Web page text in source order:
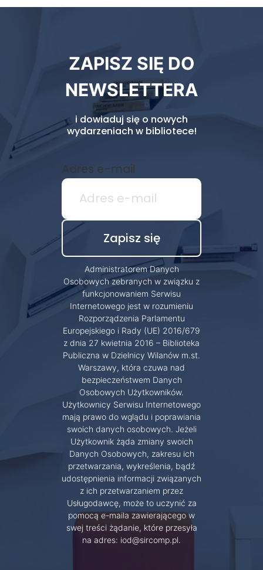
biblioteki
ZAPISZ SIĘ DO
NEWSLETTERA
i dowiaduj się o nowych
wydarzeniach w bibliotece!
Adres e-mail
Administratorem Danych
Osobowych zebranych w związku z
funkcjonowaniem Serwisu
Internetowego jest w rozumieniu
Rozporządzenia Parlamentu
Europejskiego i Rady (UE) 2016/679
z dnia 27 kwietnia 2016 – Biblioteka
Publiczna w Dzielnicy Wilanów m.st.
Warszawy, która czuwa nad
bezpieczeństwem Danych
Osobowych Użytkowników.
Użytkownicy Serwisu Internetowego
mają prawo do wglądu i poprawiania
swoich danych osobowych. Jeżeli
Użytkownik żąda zmiany swoich
Danych Osobowych, zakresu ich
przetwarzania, wykreślenia, bądź
udostępnienia informacji związanych
z ich przetwarzaniem przez
Usługodawcę, może to uczynić za
pomocą e-maila zawierającego w
swej treści żądanie, które przesyła
na adres: iod@sircomp.pl.